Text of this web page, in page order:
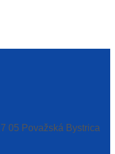
05 Považská Bystrica